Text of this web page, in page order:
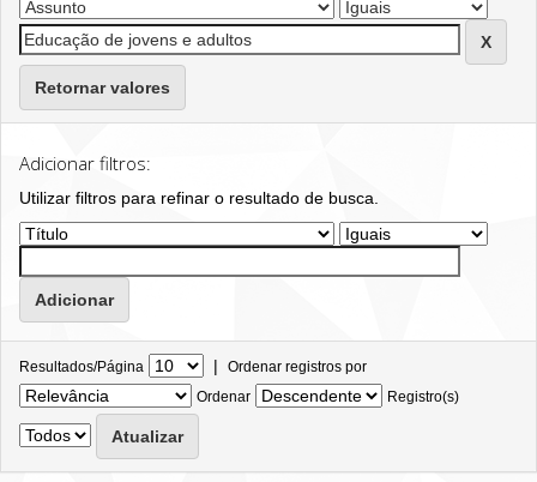
Retornar valores
Adicionar filtros:
Utilizar filtros para refinar o resultado de busca.
Resultados/Página | Ordenar registros por
Ordenar
Registro(s)